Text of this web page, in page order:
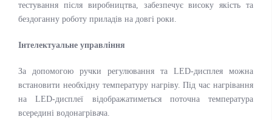
тестування після виробництва, забезпечує високу якість та
бездоганну роботу приладів на довгі роки.
Інтелектуальне управління
За допомогою ручки регулювання та LED-дисплея можна
встановити необхідну температуру нагріву. Під час нагрівання
на LED-дисплеї відображатиметься поточна температура
всередині водонагрівача.